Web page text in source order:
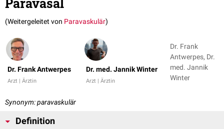
(Weitergeleitet von Paravaskulär)
Dr. Frank Antwerpes
Arzt | Ärztin
Dr. med. Jannik Winter
Arzt | Ärztin
Dr. Frank
Antwerpes, Dr.
med. Jannik
Winter
Synonym: paravaskulär
Definition